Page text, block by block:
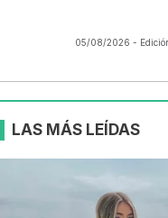
05/08/2026 -
LAS MÁS LEÍDAS